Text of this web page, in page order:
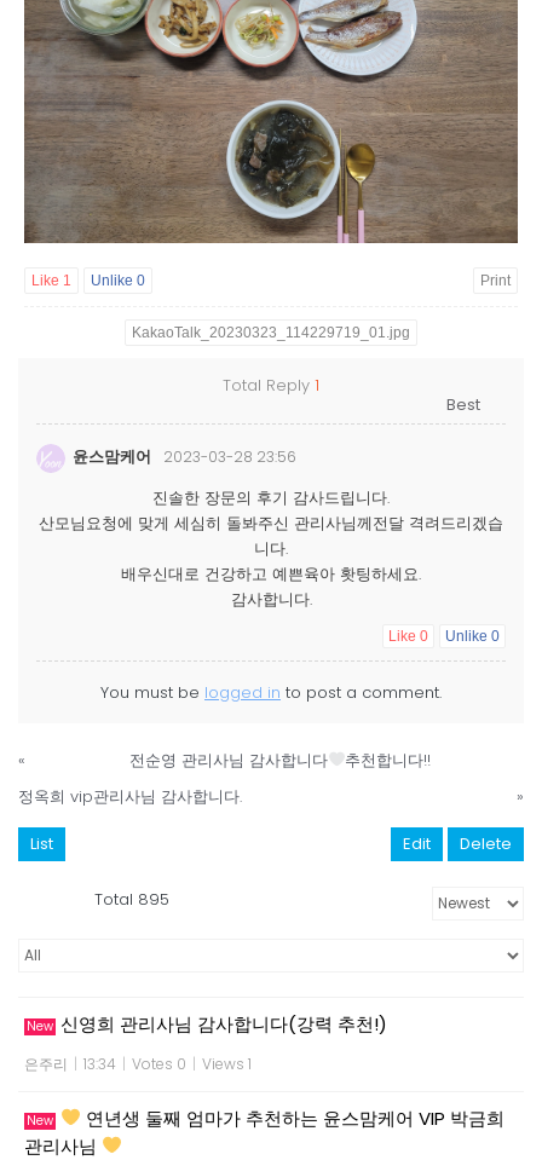
Like 1 Unlike 0 Print
KakaoTalk_20230323_114229719_01.jpg
Total Reply 1
윤스맘케어 2023-03-28 23:56
진솔한 장문의 후기 감사드립니다.
산모님요청에 맞게 세심히 돌봐주신 관리사님께전달 격려드리겠습
니다.
배우신대로 건강하고 예쁜육아 홧팅하세요.
감사합니다.
Like 0 Unlike 0
You must be logged in to post a comment.
« 전순영 관리사님 감사합니다
추천합니다!!
정옥희 vip관리사님 감사합니다.
»
List Edit Delete
Total 895
New 신영희 관리사님 감사합니다(강력 추천!)
은주리 | 13:34 | Votes 0 | Views 1
New
연년생 둘째 엄마가 추천하는 윤스맘케어 VIP 박금희
관리사님